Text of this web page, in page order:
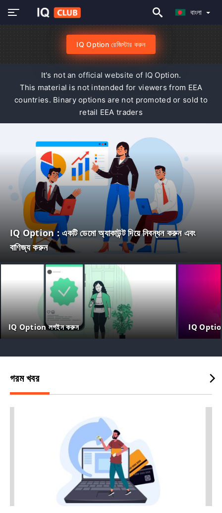
বাংলা
IQ Option রেজিস্টার করুন
It's not an official website of IQ Option.
This material is not intended for viewers from EEA
countries. Binary options are not promoted or sold to
retail EEA traders
IQ Option : একটি ডেমো অ্যাকাউন্ট দিয়ে নিবন্ধন করুন এবং
বাণিজ্য করুন
IQ Option লগইন করুন IQ Option
গরম খবর